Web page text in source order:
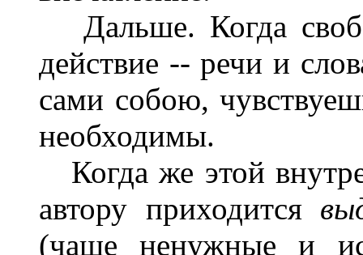
Дальше. Когда
действие -- речи и
сами собою,
необходимы.
Когда же этой
автору приходится
(чаще ненужные и